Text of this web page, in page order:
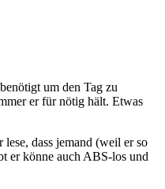
um den Tag zu
er für nötig hält. Etwas
dass jemand (weil er so
er könne auch ABS-los und